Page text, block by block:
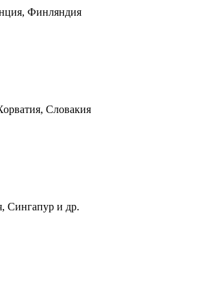
Финляндия
Словакия
Сингапур и др.